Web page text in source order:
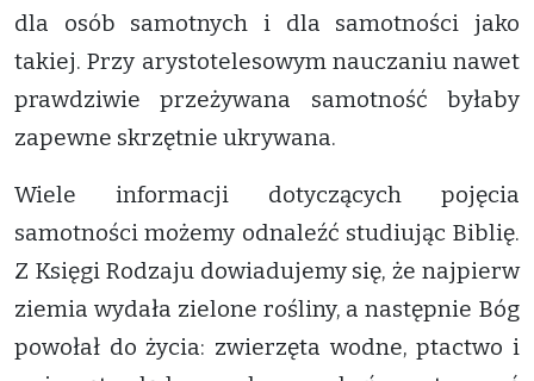
dla osób samotnych i dla samotności jako
takiej. Przy arystotelesowym nauczaniu nawet
prawdziwie przeżywana samotność byłaby
zapewne skrzętnie ukrywana.
Wiele informacji dotyczących pojęcia
samotności możemy odnaleźć studiując Biblię.
Z Księgi Rodzaju dowiadujemy się, że najpierw
ziemia wydała zielone rośliny, a następnie Bóg
powołał do życia: zwierzęta wodne, ptactwo i